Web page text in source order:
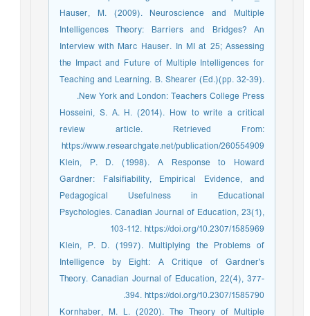
Hauser, M. (2009). Neuroscience and Multiple
Intelligences Theory: Barriers and Bridges? An
Interview with Marc Hauser. In MI at 25; Assessing
the Impact and Future of Multiple Intelligences for
Teaching and Learning. B. Shearer (Ed.)(pp. 32-39).
New York and London: Teachers College Press.
Hosseini, S. A. H. (2014). How to write a critical
review article. Retrieved From:
https://www.researchgate.net/publication/260554909
Klein, P. D. (1998). A Response to Howard
Gardner: Falsifiability, Empirical Evidence, and
Pedagogical Usefulness in Educational
Psychologies. Canadian Journal of Education, 23(1),
103-112. https://doi.org/10.2307/1585969
Klein, P. D. (1997). Multiplying the Problems of
Intelligence by Eight: A Critique of Gardner's
Theory. Canadian Journal of Education, 22(4), 377-
394. https://doi.org/10.2307/1585790.
Kornhaber, M. L. (2020). The Theory of Multiple